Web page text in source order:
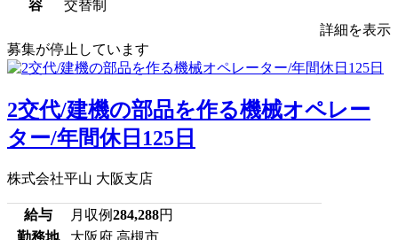
容
交替制
詳細を表示
募集が停止しています
2交代/建機の部品を作る機械オペレー
ター/年間休日125日
株式会社平山 大阪支店
給与 月収例284,288円
勤務地
大阪府 高槻市